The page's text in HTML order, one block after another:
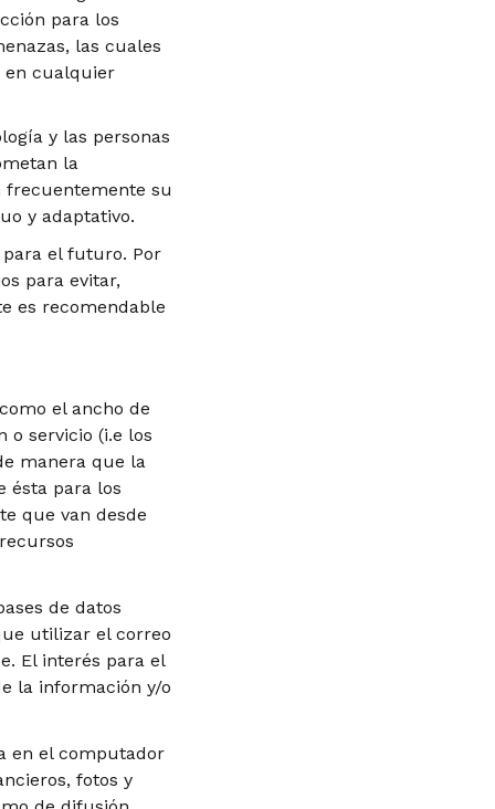
para los
las cuales
en cualquier
y las personas
la
frecuentemente su
y adaptativo.
el futuro. Por
para evitar,
es recomendable
el ancho de
o servicio (i.e los
manera que la
ésta para los
que van desde
de datos
utilizar el correo
El interés para el
la información y/o
en el computador
fotos y